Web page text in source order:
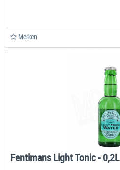
Merken
Fentimans Light Tonic - 0,2L